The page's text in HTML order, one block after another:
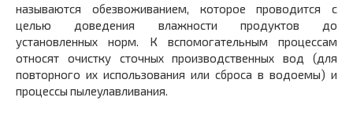
называются обезвоживанием, которое проводится с
целью доведения влажности продуктов до
установленных норм. К вспомогательным процессам
относят очистку сточных производственных вод (для
повторного их использования или сброса в водоемы) и
процессы пылеулавливания.